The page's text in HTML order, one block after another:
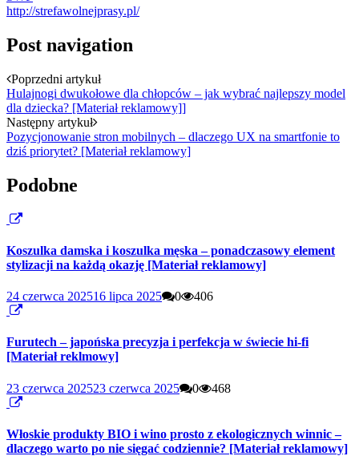
http://strefawolnejprasy.pl/
Post navigation
Poprzedni artykuł
Hulajnogi dwukołowe dla chłopców – jak wybrać najlepszy model
dla dziecka? [Materiał reklamowy]]
Następny artykuł
Pozycjonowanie stron mobilnych – dlaczego UX na smartfonie to
dziś priorytet? [Materiał reklamowy]
Podobne
Koszulka damska i koszulka męska – ponadczasowy element
stylizacji na każdą okazję [Materiał reklamowy]
24 czerwca 202516 lipca 2025 0 406
Furutech – japońska precyzja i perfekcja w świecie hi-fi
[Materiał reklmowy]
23 czerwca 202523 czerwca 2025 0 468
Włoskie produkty BIO i wino prosto z ekologicznych winnic –
dlaczego warto po nie sięgać codziennie? [Materiał reklamowy]